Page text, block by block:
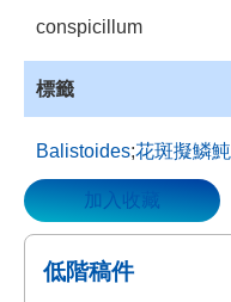
conspicillum
標籤
Balistoides;花斑擬鱗魨
加入收藏
低階稿件